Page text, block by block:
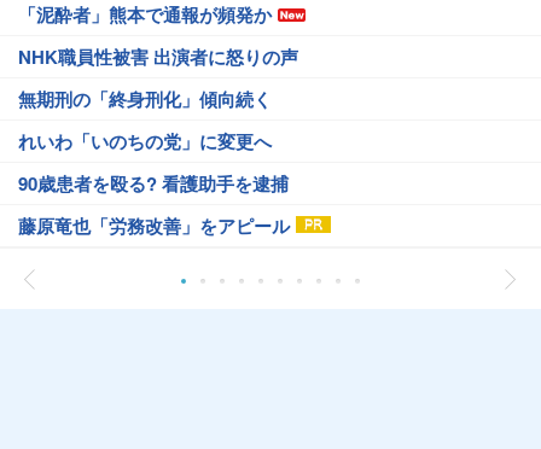
「泥酔者」熊本で通報が頻発か
NHK職員性被害 出演者に怒りの声
無期刑の「終身刑化」傾向続く
れいわ「いのちの党」に変更へ
90歳患者を殴る? 看護助手を逮捕
藤原竜也「労務改善」をアピール